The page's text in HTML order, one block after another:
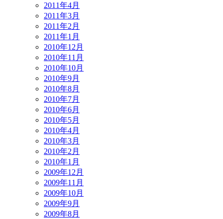
2011年4月
2011年3月
2011年2月
2011年1月
2010年12月
2010年11月
2010年10月
2010年9月
2010年8月
2010年7月
2010年6月
2010年5月
2010年4月
2010年3月
2010年2月
2010年1月
2009年12月
2009年11月
2009年10月
2009年9月
2009年8月